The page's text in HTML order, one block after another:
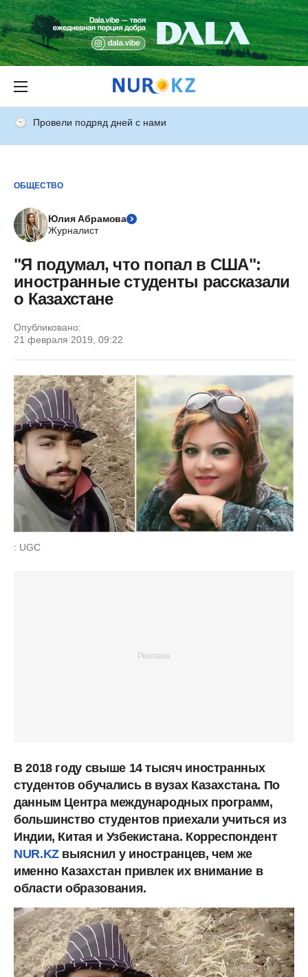
Провели подряд дней с нами
ОБЩЕСТВО
Юлия Абрамова
Журналист
"Я подумал, что попал в США":
иностранные студенты рассказали
о Казахстане
Опубликовано:
21 февраля 2019, 09:22
: UGC
В 2018 году свыше 14 тысяч иностранных
студентов обучались в вузах Казахстана. По
данным Центра международных программ,
большинство студентов приехали учиться из
Индии, Китая и Узбекистана. Корреспондент
NUR.KZвыяснил у иностранцев, чем же
именно Казахстан привлек их внимание в
области образования.